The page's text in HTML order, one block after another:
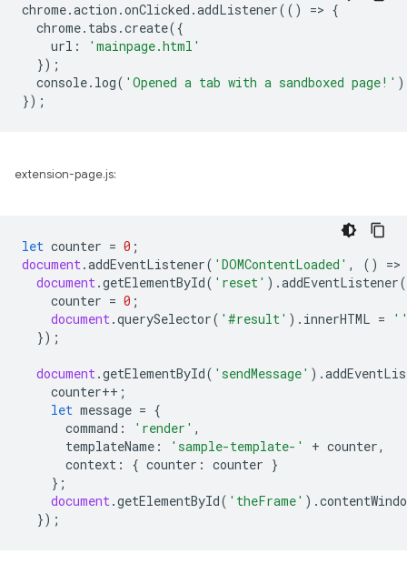
chrome.action .onClicked .addListener(() => {
chrome. tabs .create({
url :
'mainpage.html'
});
console. log( 'Opened a tab with a sandboxed page!'
});
extension-page.js:
let counter = 0 ;
document.addEventListener( 'DOMContentLoaded' , () =>
document.getElementById( 'reset' ).addEventListener(
counter = 0 ;
document.querySelector( '#result' ). innerHTML =
});
document.getElementById( 'sendMessage' ).
counter++ ;
let message = {
command : 'render' ,
templateName : 'sample-template-' + counter,
context : { counter : counter }
};
document.getElementById( 'theFrame' ).
});